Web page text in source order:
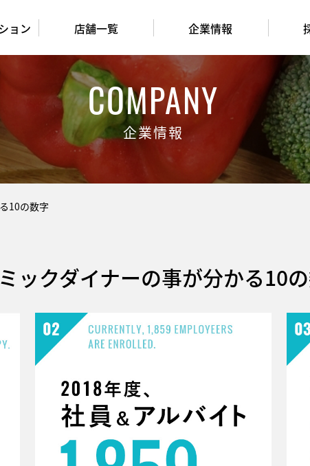
ョン 店舗一覧 企業情報
COMPANY
企業情報
10の数字
ックダイナーの事が分かる10